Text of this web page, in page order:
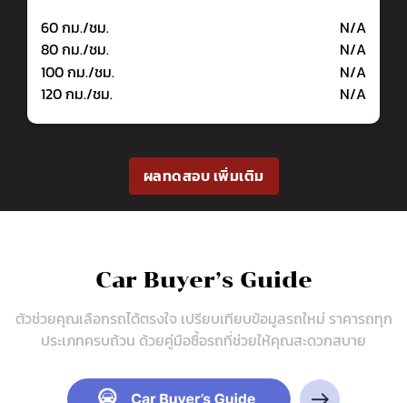
60 กม./ชม.
N/A
80 กม./ชม.
N/A
100 กม./ชม.
N/A
120 กม./ชม.
N/A
ผลทดสอบ เพิ่มเติม
Car Buyer’s Guide
ตัวช่วยคุณเลือกรถได้ตรงใจ เปรียบเทียบข้อมูลรถใหม่ ราคารถทุก
ประเภทครบถ้วน ด้วยคู่มือซื้อรถที่ช่วยให้คุณสะดวกสบาย